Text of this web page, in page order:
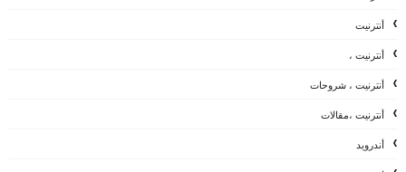
أنترنيت
أنترنيت ،
أنترنيت ، شروحات
أنترنيت ،مقالات
أندرويد